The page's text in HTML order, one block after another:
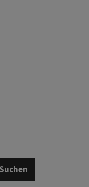
Suchen